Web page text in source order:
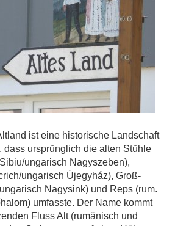
ist eine historische Landschaft
dass ursprünglich die alten Stühle
ungarisch Nagyszeben),
ungarisch Újegyház), Groß-
Nagysink) und Reps (rum.
umfasste. Der Name kommt
Fluss Alt (rumänisch und